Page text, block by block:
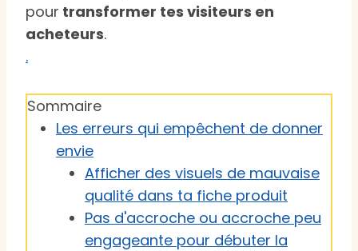
pour transformer tes visiteurs en
acheteurs.
.
Sommaire
Les erreurs qui empêchent de donner
envie
Afficher des visuels de mauvaise
qualité dans ta fiche produit
Pas d'accroche ou accroche peu
engageante pour débuter la